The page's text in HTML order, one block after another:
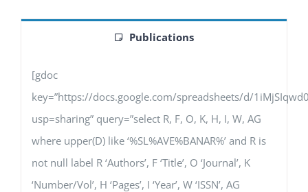
Publications
[gdoc
key=”https://docs.google.com/spreadsheets/d/
usp=sharing” query=”select R, F, O, K, H, I, W, AG
where upper(D) like ‘%SL%AVE%BANAR%’ and R is
not null label R ‘Authors’, F ‘Title’, O ‘Journal’, K
‘Number/Vol’, H ‘Pages’, I ‘Year’, W ‘ISSN’, AG